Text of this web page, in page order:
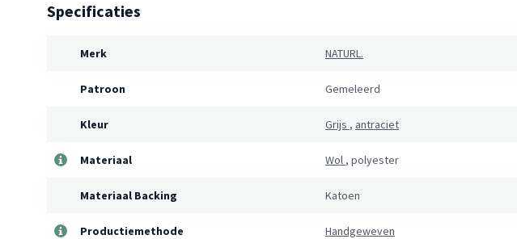
Specificaties
Merk NATURL.
Patroon Gemeleerd
Kleur Grijs , antraciet
Materiaal Wol , polyester
Materiaal Backing Katoen
Productiemethode Handgeweven